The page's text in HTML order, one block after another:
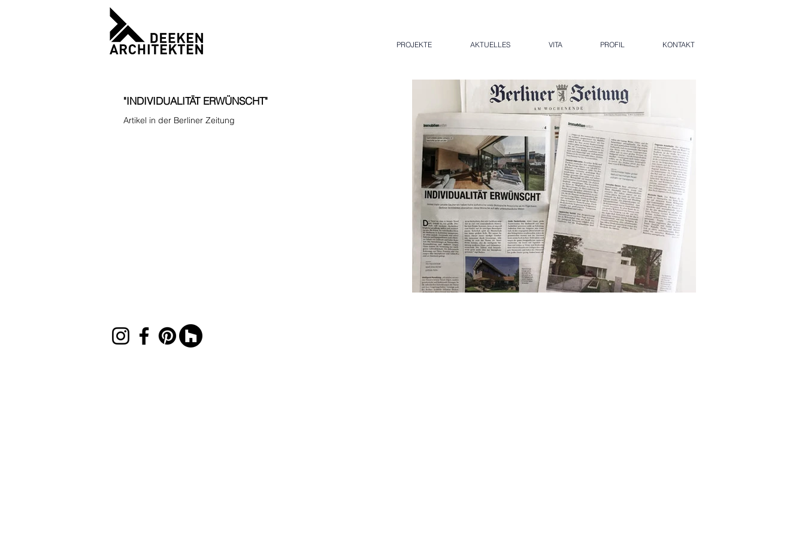
PROJEKTE AKTUELLES VITA PROFIL KONTAKT
"INDIVIDUALITÄT ERWÜNSCHT"
Artikel in der Berliner Zeitung